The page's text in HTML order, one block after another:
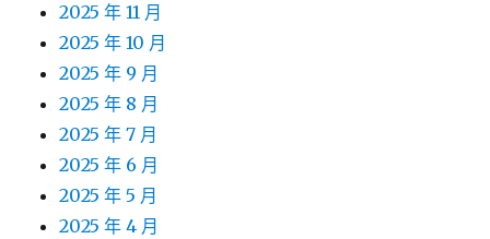
2025 年 11 月
2025 年 10 月
2025 年 9 月
2025 年 8 月
2025 年 7 月
2025 年 6 月
2025 年 5 月
2025 年 4 月